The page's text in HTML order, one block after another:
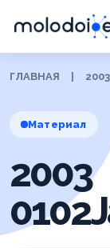
ГЛАВНАЯ
Материал
2003